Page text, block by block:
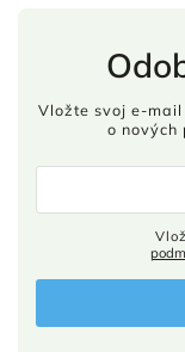
Vložte svoj e-
o nových